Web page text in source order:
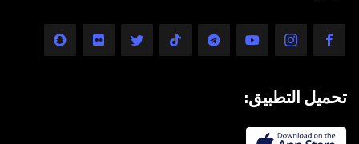
تحميل التطبيق: